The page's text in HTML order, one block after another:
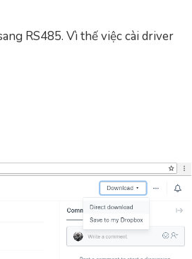
RS485. Vì thế việc cài driver